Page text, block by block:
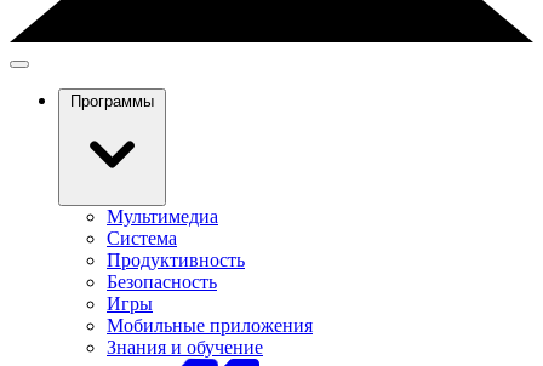
Программы
Мультимедиа
Система
Продуктивность
Безопасность
Игры
Мобильные приложения
Знания и обучение